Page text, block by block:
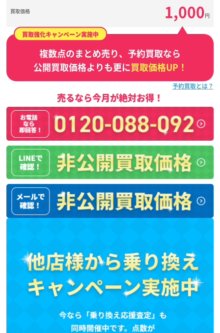
買取価格 1,000円
買取強化キャンペーン実施中
複数点のまとめ売り、予約買取なら
公開買取価格よりも更に買取価格UP！
予約買取とは？
売るなら今月が絶対お得！